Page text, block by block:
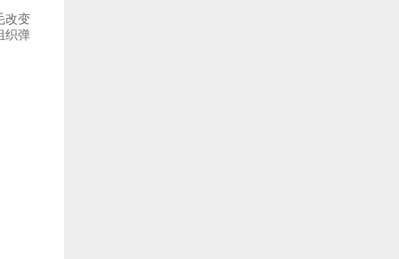
改变
织弹